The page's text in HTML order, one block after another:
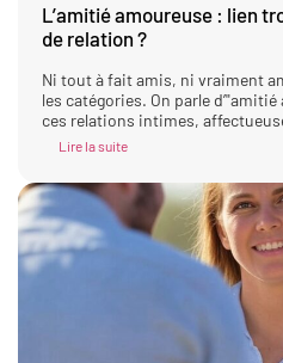
L’amitié amoureuse : lien
de relation ?
Ni tout à fait amis, ni vraiment
les catégories. On parle
ces relations intimes,
Lire la suite